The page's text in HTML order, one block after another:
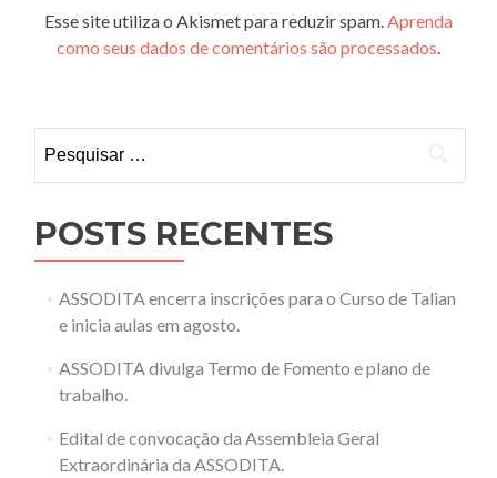
Esse site utiliza o Akismet para reduzir spam. Aprenda
como seus dados de comentários são processados
por:
POSTS RECENTES
ASSODITA encerra inscrições para o Curso de Talian
e inicia aulas em agosto.
ASSODITA divulga Termo de Fomento e plano de
trabalho.
Edital de convocação da Assembleia Geral
Extraordinária da ASSODITA.